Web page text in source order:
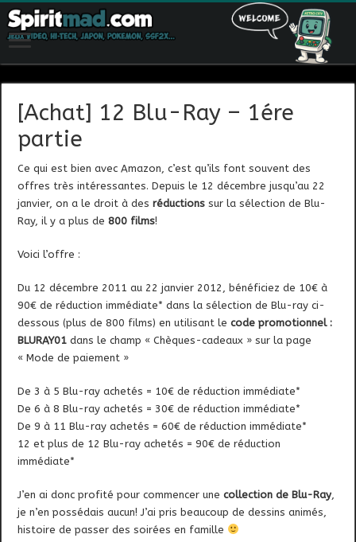
[Achat] 12 Blu-Ray – 1ére
partie
Ce qui est bien avec Amazon, c’est qu’ils font souvent des
offres très intéressantes. Depuis le 12 décembre jusqu’au 22
janvier, on a le droit à desréductions sur la sélection de Blu-
Ray, il y a plus de800 films!
Voici l’offre :
Du 12 décembre 2011 au 22 janvier 2012, bénéficiez de 10€ à
90€ de réduction immédiate* dans la sélection de Blu-ray ci-
dessous (plus de 800 films) en utilisant lecode promotionnel :
BLURAY01 dans le champ « Chèques-cadeaux » sur la page
« Mode de paiement »
De 3 à 5 Blu-ray achetés = 10€ de réduction immédiate*
De 6 à 8 Blu-ray achetés = 30€ de réduction immédiate*
De 9 à 11 Blu-ray achetés = 60€ de réduction immédiate*
12 et plus de 12 Blu-ray achetés = 90€ de réduction
immédiate*
J’en ai donc profité pour commencer unecollection de Blu-Ray,
je n’en possédais aucun! J’ai pris beaucoup de dessins animés,
histoire de passer des soirées en famille